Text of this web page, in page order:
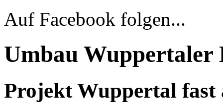
Auf Facebook folgen...
Umbau Wuppertaler
Projekt Wuppertal fast